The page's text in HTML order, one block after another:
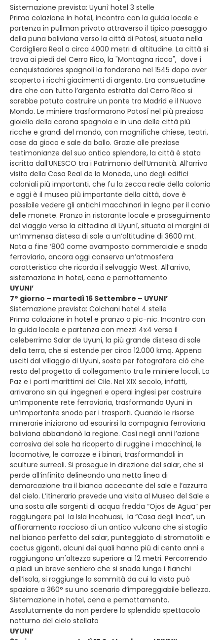
Sistemazione prevista: Uyunì hotel 3 stelle
Prima colazione in hotel, incontro con la guida locale e
partenza in pullman privato attraverso il tipico paesaggio
della puna boliviana verso la città di Potosì, situata nella
Cordigliera Real a circa 4000 metri di altitudine. La città si
trova ai piedi del Cerro Rico, la "Montagna ricca", dove i
conquistadores spagnoli la fondarono nel 1545 dopo aver
scoperto i ricchi giacimenti di argento. Era consuetudine
dire che con tutto l’argento estratto dal Cerro Rico si
sarebbe potuto costruire un ponte tra Madrid e il Nuovo
Mondo. Le miniere trasformarono Potosí nel più prezioso
gioiello della corona spagnola e in una delle città più
ricche e grandi del mondo, con magnifiche chiese, teatri,
case da gioco e sale da ballo. Grazie alle preziose
testimonianze del suo antico splendore, la città è stata
iscritta dall’UNESCO tra i Patrimonio dell’Umanità. All’arrivo
visita della Casa Real de la Moneda, uno degli edifici
coloniali più importanti, che fu la zecca reale della colonia
e oggi è il museo più importante della città, dove è
possibile vedere gli antichi macchinari in legno per il conio
delle monete. Pranzo in ristorante locale e proseguimento
del viaggio verso la cittadina di Uyunì, situata ai margini di
un’immensa distesa di sale a un’altitudine di 3600 mt.
Nata a fine ‘800 come avamposto commerciale e snodo
ferroviario, ancora oggi conserva un’atmosfera
caratteristica che ricorda il selvaggio West. All’arrivo,
sistemazione in hotel, cena e pernottamento
UYUNI’
7° giorno – martedì 16 Settembre – UYUNI’
Sistemazione prevista: Colchani hotel 4 stelle
Prima colazione in hotel e pranzo a pic-nic. Incontro con
la guida locale e partenza con mezzi 4x4 verso il
celeberrimo Salar de Uyuni, la più grande distesa di sale
della terra, che si estende per circa 12.000 kmq. Appena
usciti dal villaggio di Uyuni, sosta per fotografare ciò che
resta del progetto di collegamento tra le miniere locali, La
Paz e i porti marittimi del Cile. Nel XIX secolo, infatti,
arrivarono sin qui ingegneri e operai inglesi per costruire
un’imponente rete ferroviaria, trasformando Uyuni in
un’importante snodo per i trasporti. Quando le risorse
minerarie iniziarono ad esaurirsi la compagnia ferroviaria
boliviana abbandonò la regione. Così negli anni l’azione
corrosiva del sale ha ricoperto di ruggine i macchinai, le
locomotive, le carrozze e i binari, trasformandoli in
sculture surreali. Si prosegue in direzione del salar, che si
perde all’infinito delineando una netta linea di
demarcazione tra il bianco accecante del sale e l’azzurro
del cielo. L’itinerario prevede una visita al Museo del Sale e
una sosta alle sorgenti di acqua fredda “Ojos de Agua” per
raggiungere poi la Isla Incahuasi, la “Casa degli Inca”, un
affioramento roccioso di un antico vulcano che si staglia
nel bianco perfetto del salar, punteggiato di stromatoliti e
cactus giganti, alcuni dei quali hanno più di cento anni e
raggiungono un'altezza superiore ai 12 metri. Percorrendo
a piedi un breve sentiero che si snoda lungo i fianchi
dell’isola, si raggiunge la sommità da cui la vista può
spaziare a 360° su uno scenario d’impareggiabile bellezza.
Sistemazione in hotel, cena e pernottamento.
Assolutamente da non perdere lo splendido spettacolo
notturno del cielo stellato
UYUNI’